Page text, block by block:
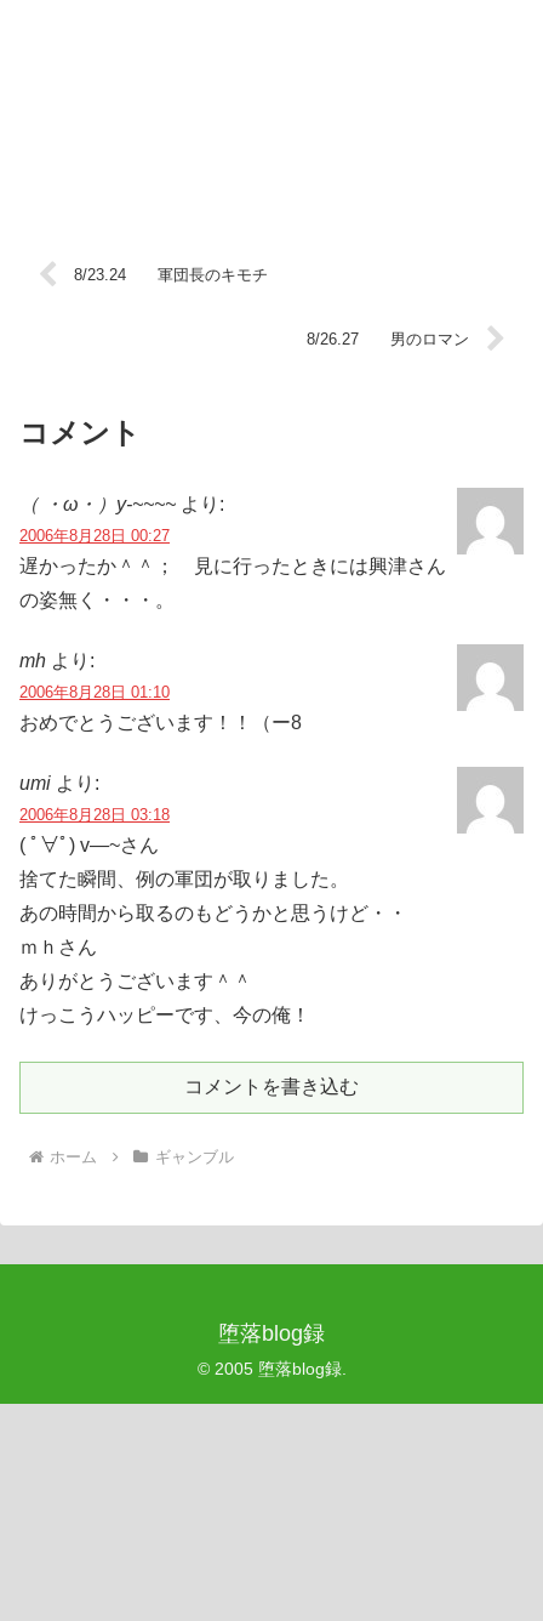
8/23.24 軍団長のキモチ
8/26.27 男のロマン
コメント
（ ・ω・）y-~~~~ より:
2006年8月28日 00:27
遅かったか＾＾； 見に行ったときには興津さん
の姿無く・・・。
mh より:
2006年8月28日 01:10
おめでとうございます！！（ー8
umi より:
2006年8月28日 03:18
( ﾟ∀ﾟ) v―~さん
捨てた瞬間、例の軍団が取りました。
あの時間から取るのもどうかと思うけど・・
ｍｈさん
ありがとうございます＾＾
けっこうハッピーです、今の俺！
コメントを書き込む
ホーム ギャンブル
堕落blog録
© 2005 堕落blog録.